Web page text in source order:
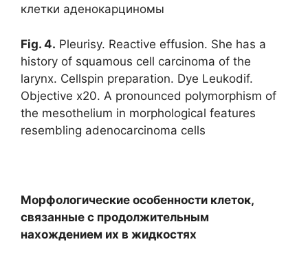
клетки аденокарциномы
Fig. 4. Pleurisy. Reactive effusion. She has a
history of squamous cell carcinoma of the
larynx. Cellspin preparation. Dye Leukodif.
Objective x20. A pronounced polymorphism of
the mesothelium in morphological features
resembling adenocarcinoma cells
Морфологические особенности клеток,
связанные с продолжительным
нахождением их в жидкостях